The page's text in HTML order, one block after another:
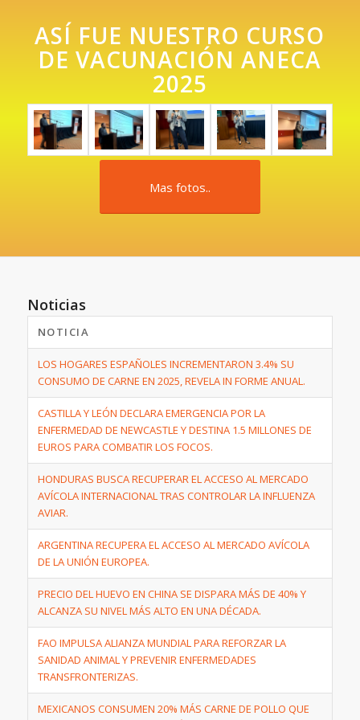
ASÍ FUE NUESTRO CURSO
DE VACUNACIÓN ANECA
2025
Mas fotos..
Noticias
NOTICIA
LOS HOGARES ESPAÑOLES INCREMENTARON 3.4% SU
CONSUMO DE CARNE EN 2025, REVELA IN FORME ANUAL.
CASTILLA Y LEÓN DECLARA EMERGENCIA POR LA
ENFERMEDAD DE NEWCASTLE Y DESTINA 1.5 MILLONES DE
EUROS PARA COMBATIR LOS FOCOS.
HONDURAS BUSCA RECUPERAR EL ACCESO AL MERCADO
AVÍCOLA INTERNACIONAL TRAS CONTROLAR LA INFLUENZA
AVIAR.
ARGENTINA RECUPERA EL ACCESO AL MERCADO AVÍCOLA
DE LA UNIÓN EUROPEA.
PRECIO DEL HUEVO EN CHINA SE DISPARA MÁS DE 40% Y
ALCANZA SU NIVEL MÁS ALTO EN UNA DÉCADA.
FAO IMPULSA ALIANZA MUNDIAL PARA REFORZAR LA
SANIDAD ANIMAL Y PREVENIR ENFERMEDADES
TRANSFRONTERIZAS.
MEXICANOS CONSUMEN 20% MÁS CARNE DE POLLO QUE